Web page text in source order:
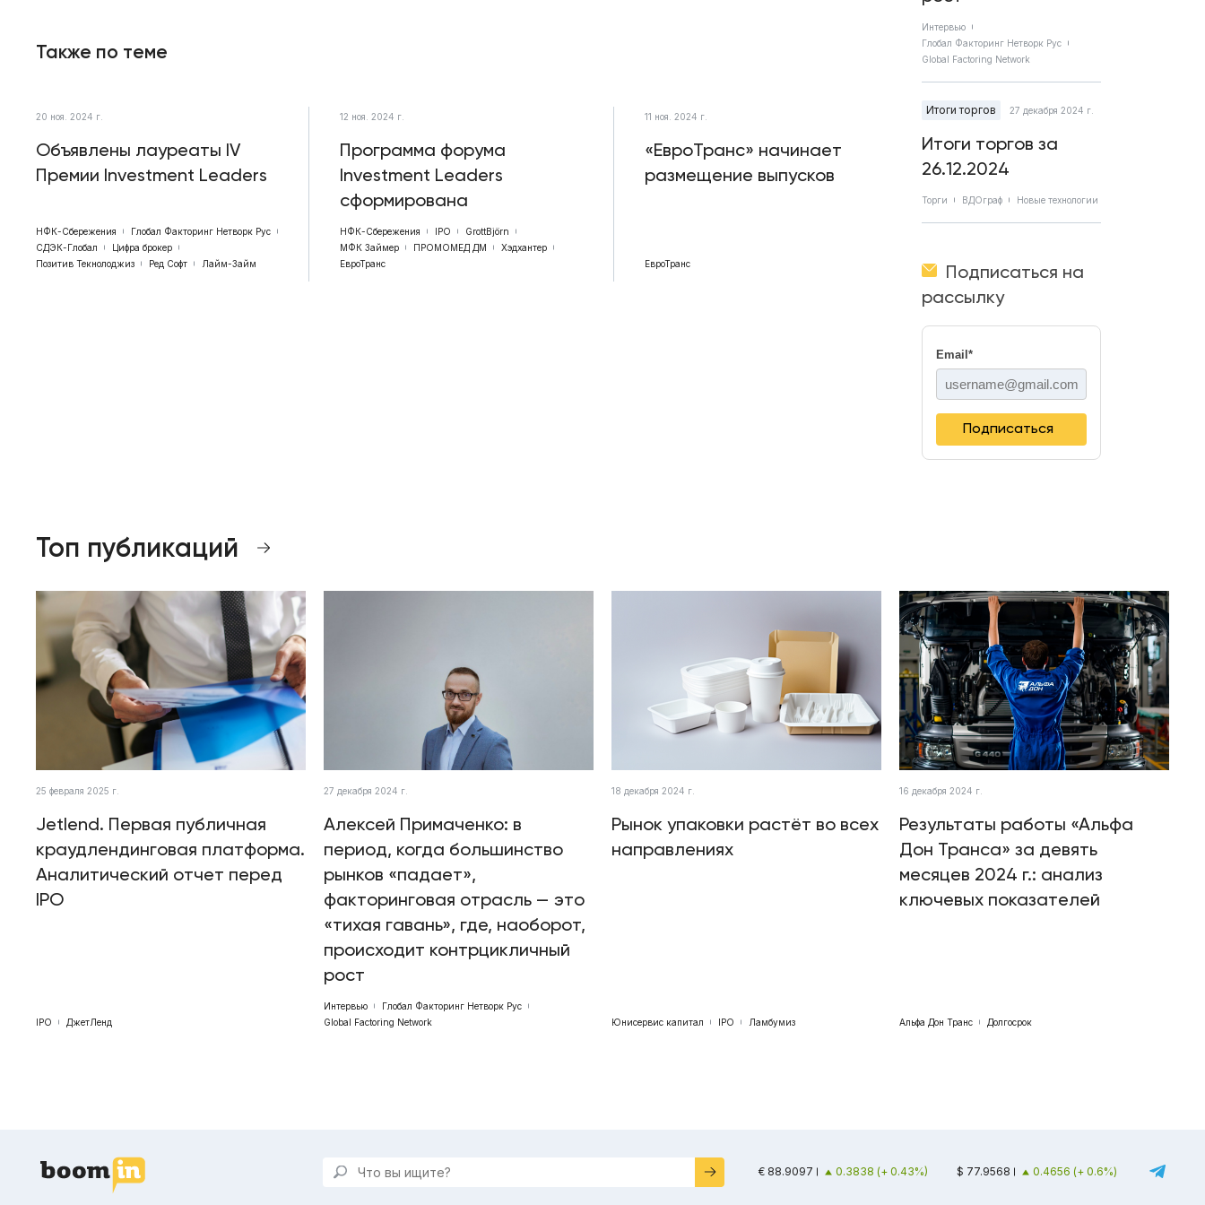
Также по теме
20 ноя. 2024 г.
Объявлены лауреаты IV
Премии Investment Leaders
НФК-Сбережения
Глобал Факторинг Нетворк Рус
СДЭК-Глобал
Цифра брокер
Позитив Текнолоджиз
Ред Софт Лайм-Займ
12 ноя. 2024 г.
Программа форума
Investment Leaders
сформирована
НФК-Сбережения IPO
GrottBjörn
МФК Займер
ПРОМОМЕД ДМ
Хэдхантер
ЕвроТранс
11 ноя. 2024 г.
«ЕвроТранс» начинает
размещение выпусков
ЕвроТранс
Интервью
Глобал Факторинг Нетворк Рус
Global Factoring Network
Итоги торгов 27 декабря 2024 г.
Итоги торгов за
26.12.2024
Торги ВДОграф Новые технологии
Подписаться на
рассылку
Email *
Подписаться
Топ публикаций
25 февраля 2025 г.
Jetlend. Первая публичная
краудлендинговая платформа.
Аналитический отчет перед
IPO
IPO ДжетЛенд
27 декабря 2024 г.
Алексей Примаченко: в
период, когда большинство
рынков «падает»,
факторинговая отрасль — это
«тихая гавань», где, наоборот,
происходит контрцикличный
рост
Интервью
Глобал Факторинг Нетворк Рус
Global Factoring Network
18 декабря 2024 г.
Рынок упаковки растёт во всех
направлениях
Юнисервис капитал IPO Ламбумиз
16 декабря 2024 г.
Результаты работы «Альфа
Дон Транса» за девять
месяцев 2024 г.: анализ
ключевых показателей
Альфа Дон Транс Долгосрок
€ 88.9097 0.3838 (+ 0.43%) $ 77.9568 0.4656 (+ 0.6%)